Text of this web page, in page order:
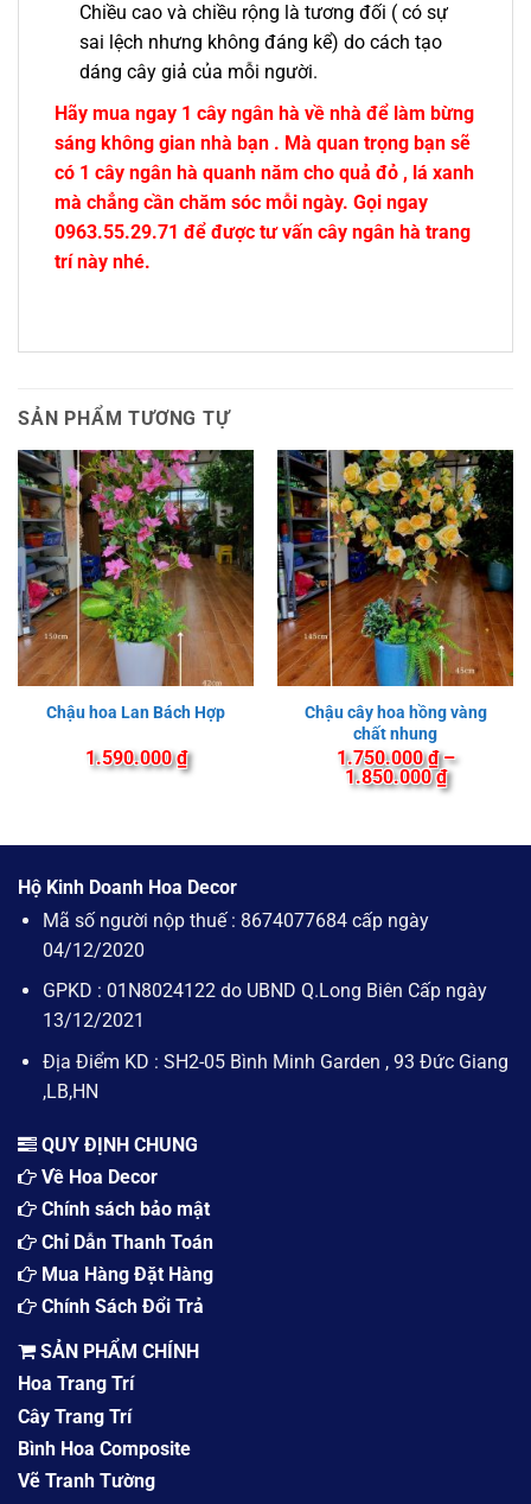
Chiều cao và chiều rộng là tương đối ( có sự
sai lệch nhưng không đáng kể) do cách tạo
dáng cây giả của mỗi người.
Hãy mua ngay 1 cây ngân hà về nhà để làm bừng
sáng không gian nhà bạn . Mà quan trọng bạn sẽ
có 1 cây ngân hà quanh năm cho quả đỏ , lá xanh
mà chẳng cần chăm sóc mỗi ngày. Gọi ngay
0963.55.29.71 để được tư vấn cây ngân hà trang
trí này nhé.
SẢN PHẨM TƯƠNG TỰ
Chậu hoa Lan Bách Hợp
1.590.000₫
Chậu cây hoa hồng vàng
chất nhung
1.750.000₫ –
1.850.000₫Khoảng
giá:
đến
Hộ Kinh Doanh Hoa Decor
Mã số người nộp thuế : 8674077684 cấp ngày
04/12/2020
GPKD : 01N8024122 do UBND Q.Long Biên Cấp ngày
13/12/2021
Địa Điểm KD : SH2-05 Bình Minh Garden , 93 Đức Giang
,LB,HN
QUY ĐỊNH CHUNG
Về Hoa Decor
Chính sách bảo mật
Chỉ Dẫn Thanh Toán
Mua Hàng Đặt Hàng
Chính Sách Đổi Trả
SẢN PHẨM CHÍNH
Hoa Trang Trí
Cây Trang Trí
Bình Hoa Composite
Vẽ Tranh Tường